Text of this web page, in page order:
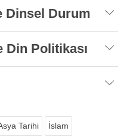
Dinsel Durum
Din Politikası
Tarihi İslam